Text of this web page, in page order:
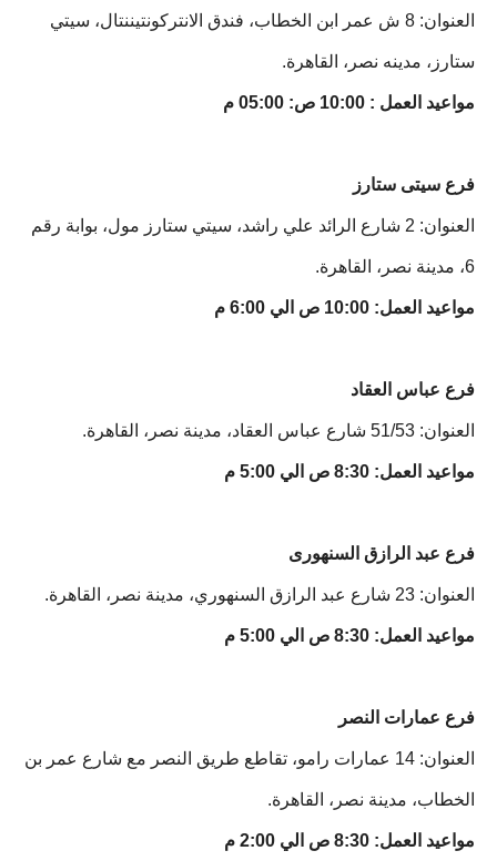
العنوان: 8 ش عمر ابن الخطاب، فندق الانتركونتيننتال، سيتي
ستارز، مدينه نصر، القاهرة.
مواعيد العمل : 10:00 ص: 05:00 م
فرع سيتى ستارز
العنوان: 2 شارع الرائد علي راشد، سيتي ستارز مول، بوابة رقم
6، مدينة نصر، القاهرة.
مواعيد العمل: 10:00 ص الي 6:00 م
فرع عباس العقاد
العنوان: 51/53 شارع عباس العقاد، مدينة نصر، القاهرة.
مواعيد العمل: 8:30 ص الي 5:00 م
فرع عبد الرازق السنهورى
العنوان: 23 شارع عبد الرازق السنهوري، مدينة نصر، القاهرة.
مواعيد العمل: 8:30 ص الي 5:00 م
فرع عمارات النصر
العنوان: 14 عمارات رامو، تقاطع طريق النصر مع شارع عمر بن
الخطاب، مدينة نصر، القاهرة.
مواعيد العمل: 8:30 ص الي 2:00 م